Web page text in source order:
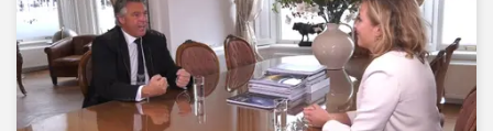
Daarbij zijn de aandelen onder een tientje een leuke
afwisseling en houden zij beleggers scherp.
Abonnees hebben 24 uur per dag inzage in de
portefeuille van Aandelen onder een tientje. U ziet
het exacte aantal aandelen dat is gekocht tegen de